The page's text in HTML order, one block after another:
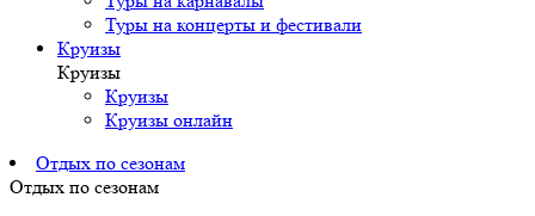
Туры на концерты и фестивали
Круизы
Круизы
Круизы
Круизы онлайн
Отдых по сезонам
Отдых по сезонам